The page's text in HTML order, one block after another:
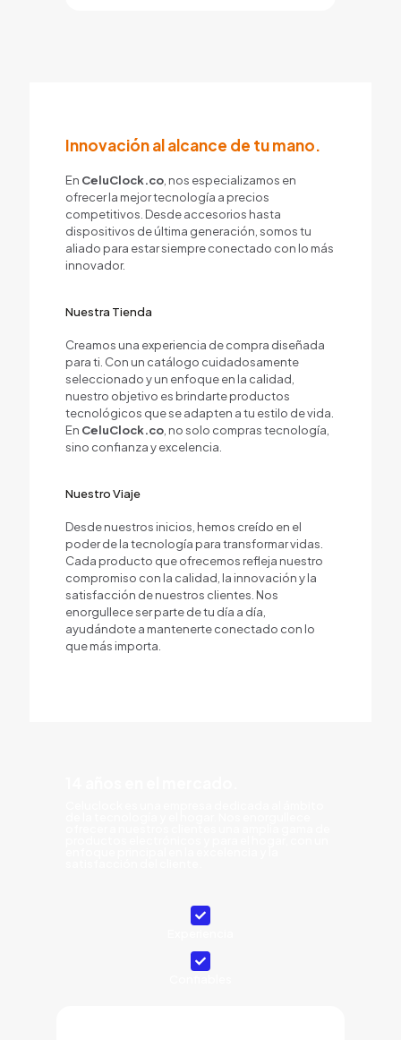
Innovación al alcance de tu mano.
En CeluClock.co, nos especializamos en
ofrecer la mejor tecnología a precios
competitivos. Desde accesorios hasta
dispositivos de última generación, somos tu
aliado para estar siempre conectado con lo más
innovador.
Nuestra Tienda
Creamos una experiencia de compra diseñada
para ti. Con un catálogo cuidadosamente
seleccionado y un enfoque en la calidad,
nuestro objetivo es brindarte productos
tecnológicos que se adapten a tu estilo de vida.
En CeluClock.co, no solo compras tecnología,
sino confianza y excelencia.
Nuestro Viaje
Desde nuestros inicios, hemos creído en el
poder de la tecnología para transformar vidas.
Cada producto que ofrecemos refleja nuestro
compromiso con la calidad, la innovación y la
satisfacción de nuestros clientes. Nos
enorgullece ser parte de tu día a día,
ayudándote a mantenerte conectado con lo
que más importa.